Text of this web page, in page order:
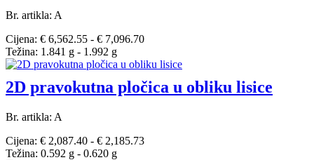
Br. artikla: A
Cijena: € 6,562.55 - € 7,096.70
Težina: 1.841 g - 1.992 g
2D pravokutna pločica u obliku lisice
Br. artikla: A
Cijena: € 2,087.40 - € 2,185.73
Težina: 0.592 g - 0.620 g